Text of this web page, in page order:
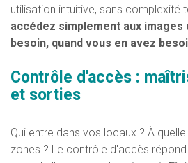
utilisation intuitive, sans complexité
accédez simplement aux images
besoin, quand vous en avez
Contrôle d'accès :
et sorties
Qui entre dans vos locaux ? À
zones ? Le contrôle d'accès